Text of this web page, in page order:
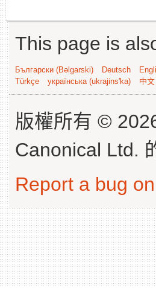
This page is
Български (Bəlgarski) Deutsch
Türkçe
українська (ukrajins'ka) 中
版權所有 ©
Canonical Ltd.
Report a bug